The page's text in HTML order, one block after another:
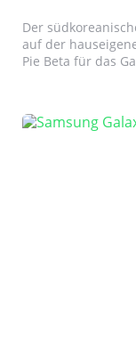
Der
auf der
Pie Beta für das